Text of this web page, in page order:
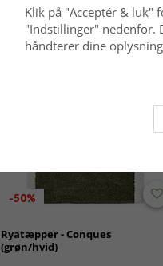
-50%
Ryatæpper - Conques
(grøn/hvid)
Klik på "Acceptér & luk"
"Indstillinger" nedenfor.
håndterer dine